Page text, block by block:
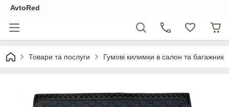
AvtoRed
Товари та послуги Гумові килимки в салон та багажник